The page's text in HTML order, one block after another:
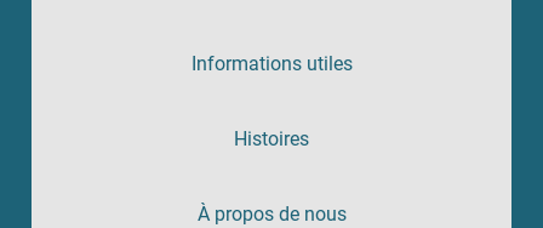
Informations utiles
Histoires
À propos de nous